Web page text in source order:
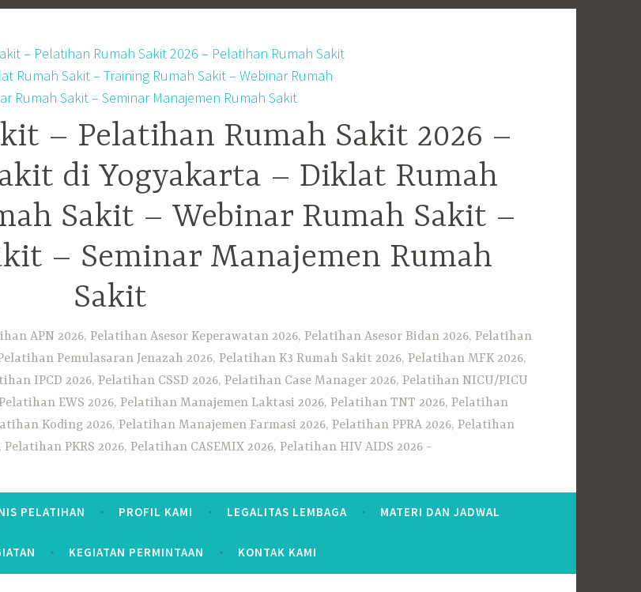
– Pelatihan Rumah Sakit 2026 –
di Yogyakarta – Diklat Rumah
Sakit – Webinar Rumah Sakit –
– Seminar Manajemen Rumah
Sakit
APN 2026, Pelatihan Asesor Keperawatan 2026, Pelatihan Asesor Bidan 2026, Pelatihan
Pemulasaran Jenazah 2026, Pelatihan K3 Rumah Sakit 2026, Pelatihan MFK 2026,
IPCD 2026, Pelatihan CSSD 2026, Pelatihan Case Manager 2026, Pelatihan NICU/PICU
EWS 2026, Pelatihan Manajemen Laktasi 2026, Pelatihan TNT 2026, Pelatihan
Koding 2026, Pelatihan Manajemen Farmasi 2026, Pelatihan PPRA 2026, Pelatihan
PKRS 2026, Pelatihan CASEMIX 2026, Pelatihan HIV AIDS 2026
PELATIHAN PROFIL KAMI LEGALITAS LEMBAGA MATERI DAN JADWAL
KEGIATAN PERMINTAAN KONTAK KAMI